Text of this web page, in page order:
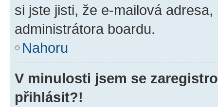
si jste jisti, že e-mailová
administrátora boardu.
Nahoru
V minulosti jsem se
přihlásit?!